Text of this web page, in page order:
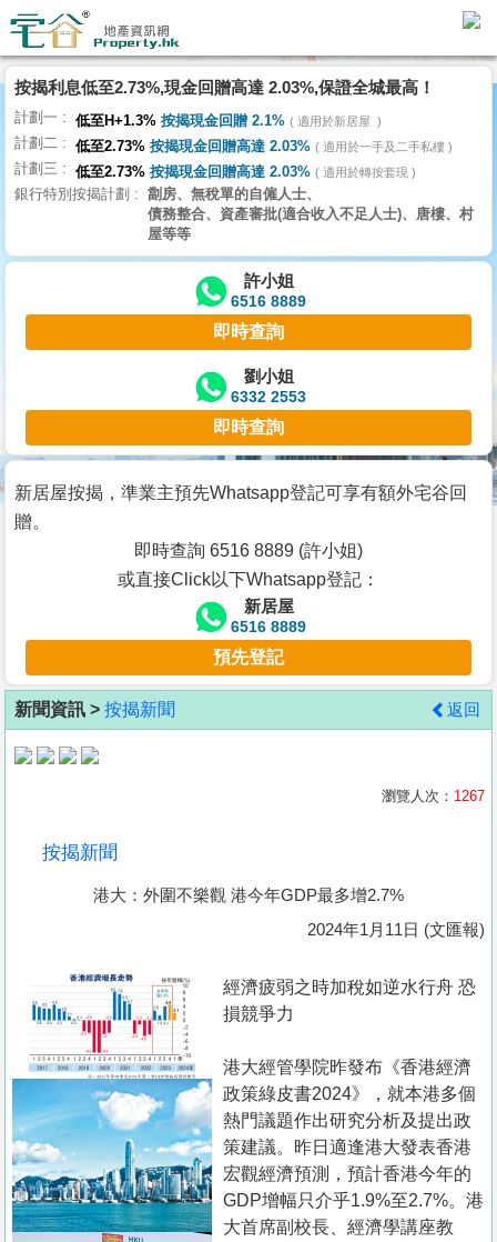
代
理
主
頁
搵
樓/
交
業
主
宅
谷
按
客
地
產
置
手
冊
關
於
我
按揭利息低至2.73%,現金回贈高達 2.03%,保證全城最高！
計劃一 低至H+1.3% 按揭現金回贈 2.1% 適用於新居屋
計劃二 低至2.73% 按揭現金回贈高達 2.03% 適用於一手及二手私樓
計劃三 低至2.73% 按揭現金回贈高達 2.03% 適用於轉按套現
銀行特別按揭計劃
劏房、無稅單的自僱人士、
債務整合、資產審批(適合收入不足人士)、唐樓、村
屋等等
許小姐
6516 8889
即時查詢
劉小姐
6332 2553
即時查詢
新居屋按揭，準業主預先Whatsapp登記可享有額外宅谷回
贈。
即時查詢 6516 8889 (許小姐)
或直接Click以下Whatsapp登記：
新居屋
6516 8889
預先登記
新聞資訊 > 按揭新聞 返回
瀏覽人次： 1267
按揭新聞
港大：外圍不樂觀 港今年GDP最多增2.7%
2024年1月11日 (文匯報)
經濟疲弱之時加稅如逆水行舟 恐
損競爭力
港大經管學院昨發布《香港經濟
政策綠皮書2024》，就本港多個
熱門議題作出研究分析及提出政
策建議。昨日適逢港大發表香港
宏觀經濟預測，預計香港今年的
GDP增幅只介乎1.9%至2.7%。港
大首席副校長、經濟學講座教